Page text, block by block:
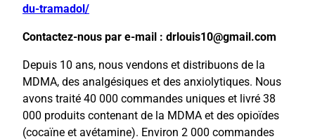
du-tramadol/
Contactez-nous par e-mail : drlouis10@gmail.com
Depuis 10 ans, nous vendons et distribuons de la
MDMA, des analgésiques et des anxiolytiques. Nous
avons traité 40 000 commandes uniques et livré 38
000 produits contenant de la MDMA et des opioïdes
(cocaïne et avétamine). Environ 2 000 commandes